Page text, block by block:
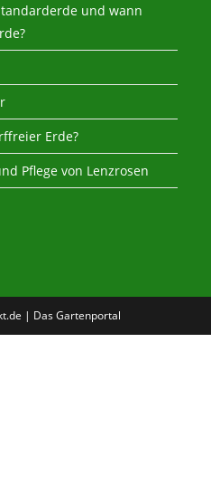
und wann
Erde?
Pflege von Lenzrosen
| Das Gartenportal